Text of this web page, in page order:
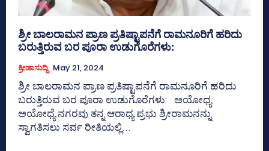
ಶ್ರೀ ಬಾಲರಾಮನ ಪ್ರಾಣ ಪ್ರತಿಷ್ಟಾಪನೆಗೆ ರಾಮನೂರಿಗೆ ಹರಿದು
ಬರುತ್ತಿರುವ ಬರ ಪೂರಾ ಉಡುಗೊರೆಗಳು:
ಕ್ರೀಡಾಸುದ್ದಿ May 21, 2024
ಶ್ರೀ ಬಾಲರಾಮನ ಪ್ರಾಣ ಪ್ರತಿಷ್ಟಾಪನೆಗೆ ರಾಮನೂರಿಗೆ ಹರಿದು
ಬರುತ್ತಿರುವ ಬರ ಪೂರಾ ಉಡುಗೊರೆಗಳು: ಅಯೋಧ್ಯ:
ಅಯೋಧ್ಯೆ ನಗರವು ತನ್ನ ಆರಾಧ್ಯ ಪ್ರಭು ಶ್ರೀರಾಮನನ್ನು
ಸ್ವಾಗತಿಸಲು ಸರ್ವ ರೀತಿಯಲ್ಲಿ...